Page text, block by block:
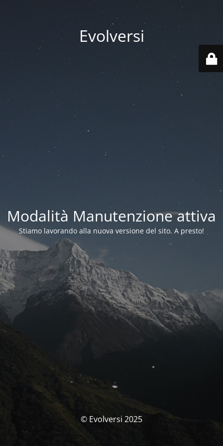
Evolversi
Modalità Manutenzione attiva
Stiamo lavorando alla nuova versione del sito. A presto!
© Evolversi 2025